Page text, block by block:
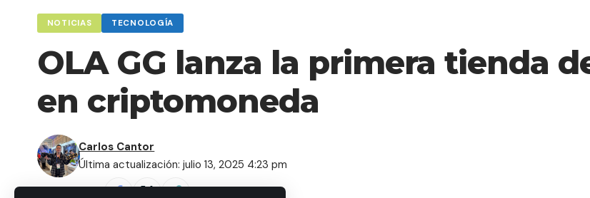
NOTICIAS TECNOLOGÍA
OLA GG lanza la primera tienda
en criptomoneda
Última actualización: julio 13, 2025 4:23 pm
Carlos Cantor